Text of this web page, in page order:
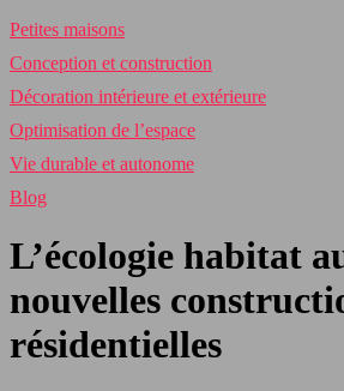
Petites maisons
Conception et construction
Décoration intérieure et extérieure
Optimisation de l’espace
Vie durable et autonome
Blog
L’écologie habitat
nouvelles
résidentielles